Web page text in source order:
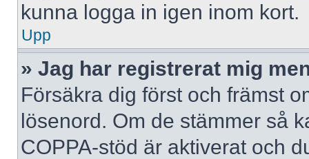
kunna logga in igen inom kort.
Upp
» Jag har registrerat mig
Försäkra dig först och främst
lösenord. Om de stämmer så
COPPA-stöd är aktiverat och